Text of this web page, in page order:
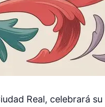
Real, celebrará su